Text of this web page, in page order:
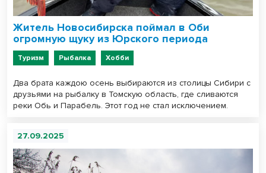
Житель Новосибирска поймал в Оби
огромную щуку из Юрского периода
Туризм Рыбалка Хобби
Два брата каждою осень выбираются из столицы Сибири с
друзьями на рыбалку в Томскую область, где сливаются
реки Обь и Парабель. Этот год не стал исключением.
27.09.2025